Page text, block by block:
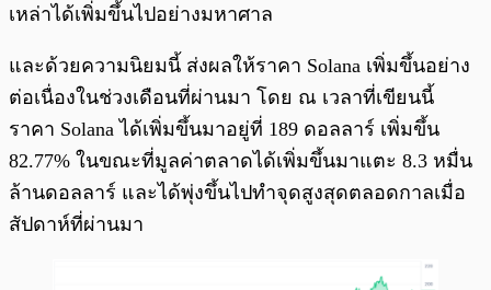
เหล่าได้เพิ่มขึ้นไปอย่างมหาศาล
และด้วยความนิยมนี้ ส่งผลให้ราคา Solana เพิ่มขึ้นอย่าง
ต่อเนื่องในช่วงเดือนที่ผ่านมา โดย ณ เวลาที่เขียนนี้
ราคา Solana ได้เพิ่มขึ้นมาอยู่ที่ 189 ดอลลาร์ เพิ่มขึ้น
82.77% ในขณะที่มูลค่าตลาดได้เพิ่มขึ้นมาแตะ 8.3 หมื่น
ล้านดอลลาร์ และได้พุ่งขึ้นไปทำจุดสูงสุดตลอดกาลเมื่อ
สัปดาห์ที่ผ่านมา